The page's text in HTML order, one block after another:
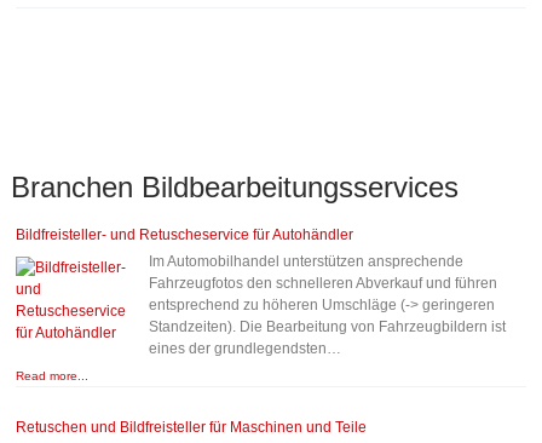
Branchen Bildbearbeitungsservices
Bildfreisteller- und Retuscheservice für Autohändler
Im Automobilhandel unterstützen ansprechende
Fahrzeugfotos den schnelleren Abverkauf und führen
entsprechend zu höheren Umschläge (-> geringeren
Standzeiten). Die Bearbeitung von Fahrzeugbildern ist
eines der grundlegendsten…
Read more...
Retuschen und Bildfreisteller für Maschinen und Teile